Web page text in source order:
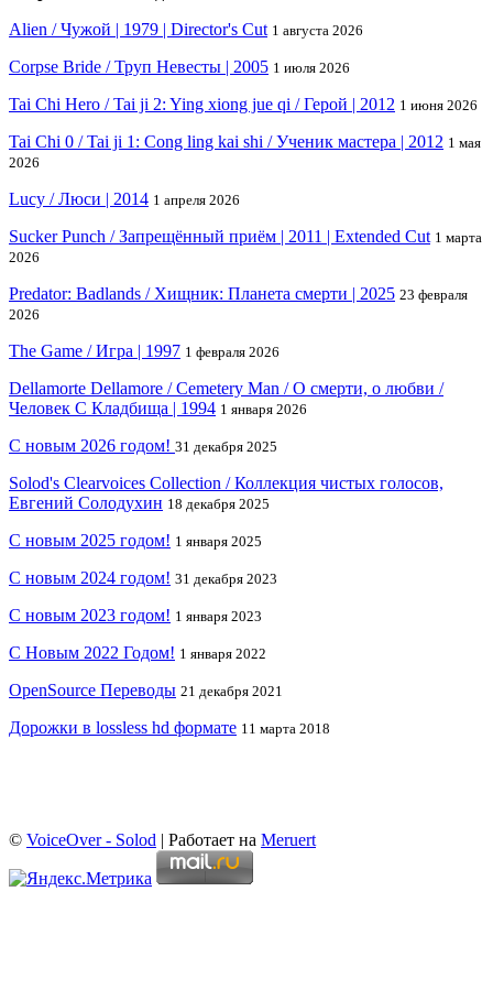
Alien / Чужой | 1979 | Director's Cut 1 августа 2026
Corpse Bride / Труп Невесты | 2005 1 июля 2026
Tai Chi Hero / Tai ji 2: Ying xiong jue qi / Герой | 2012 1 июня 2026
Tai Chi 0 / Tai ji 1: Cong ling kai shi / Ученик мастера | 2012 1 мая
2026
Lucy / Люси | 2014 1 апреля 2026
Sucker Punch / Запрещённый приём | 2011 | Extended Cut 1 марта
2026
Predator: Badlands / Хищник: Планета смерти | 2025 23 февраля
2026
The Game / Игра | 1997 1 февраля 2026
Dellamorte Dellamore / Cemetery Man / О смерти, о любви /
Человек С Кладбища | 1994 1 января 2026
С новым 2026 годом! 31 декабря 2025
Solod's Clearvoices Collection / Коллекция чистых голосов,
Евгений Солодухин 18 декабря 2025
С новым 2025 годом! 1 января 2025
С новым 2024 годом! 31 декабря 2023
С новым 2023 годом! 1 января 2023
С Новым 2022 Годом! 1 января 2022
OpenSource Переводы 21 декабря 2021
Дорожки в lossless hd формате 11 марта 2018
© VoiceOver - Solod | Работает на Meruert